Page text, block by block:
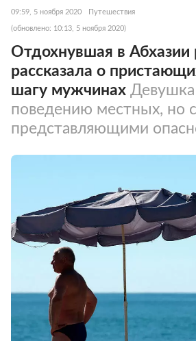
09:59, 5 ноября 2020 Путешествия
(обновлено: 10:13, 5 ноября 2020)
Отдохнувшая в Абхазии
рассказала о
шагу мужчинах Девушка
поведению местных, но
представляющими